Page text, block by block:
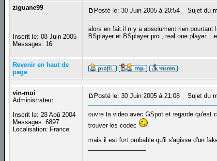
ziguane99
Inscrit le: 08 Juin 2005
Messages: 16
Posté le: 30 Juin 2005 à 20:54 Sujet du
alors en fait il n y a absolument rien
BSplayer et BSplayer pro , real one
Revenir en haut de
page
vin-moi
Administrateur
Inscrit le: 28 Aoû 2004
Messages: 6897
Localisation: France
Posté le: 30 Juin 2005 à 21:08 Sujet du
ouvre ta video avec GSpot et regarde qu'est
trouver les codec
mais il est fort probable qu'il s'agisse d'un